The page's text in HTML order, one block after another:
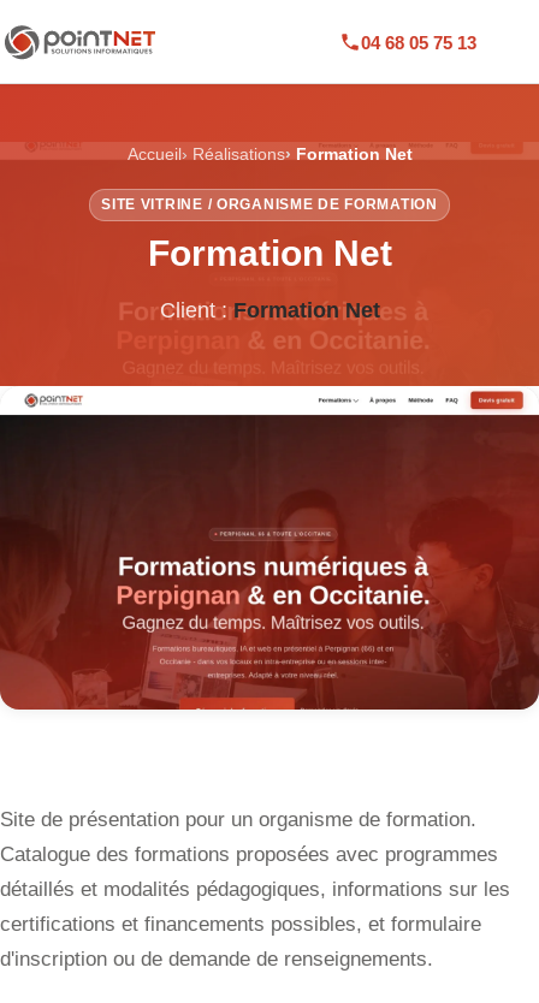
04 68 05 75 13
Accueil Réalisations Formation Net
SITE VITRINE / ORGANISME DE FORMATION
Formation Net
Client :Formation Net
Site de présentation pour un organisme de formation.
Catalogue des formations proposées avec programmes
détaillés et modalités pédagogiques, informations sur les
certifications et financements possibles, et formulaire
d'inscription ou de demande de renseignements.